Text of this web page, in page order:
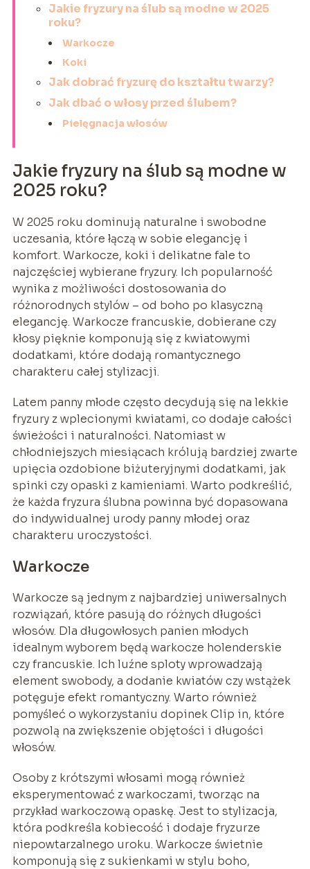
Jakie fryzury na ślub są modne w 2025
roku?
Warkocze
Koki
Jak dobrać fryzurę do kształtu twarzy?
Jak dbać o włosy przed ślubem?
Pielęgnacja włosów
Jakie fryzury na ślub są modne w
2025 roku?
W 2025 roku dominują naturalne i swobodne
uczesania, które łączą w sobie elegancję i
komfort. Warkocze, koki i delikatne fale to
najczęściej wybierane fryzury. Ich popularność
wynika z możliwości dostosowania do
różnorodnych stylów – od boho po klasyczną
elegancję. Warkocze francuskie, dobierane czy
kłosy pięknie komponują się z kwiatowymi
dodatkami, które dodają romantycznego
charakteru całej stylizacji.
Latem panny młode często decydują się na lekkie
fryzury z wplecionymi kwiatami, co dodaje całości
świeżości i naturalności. Natomiast w
chłodniejszych miesiącach królują bardziej zwarte
upięcia ozdobione biżuteryjnymi dodatkami, jak
spinki czy opaski z kamieniami. Warto podkreślić,
że każda fryzura ślubna powinna być dopasowana
do indywidualnej urody panny młodej oraz
charakteru uroczystości.
Warkocze
Warkocze są jednym z najbardziej uniwersalnych
rozwiązań, które pasują do różnych długości
włosów. Dla długowłosych panien młodych
idealnym wyborem będą warkocze holenderskie
czy francuskie. Ich luźne sploty wprowadzają
element swobody, a dodanie kwiatów czy wstążek
potęguje efekt romantyczny. Warto również
pomyśleć o wykorzystaniu dopinek Clip in, które
pozwolą na zwiększenie objętości i długości
włosów.
Osoby z krótszymi włosami mogą również
eksperymentować z warkoczami, tworząc na
przykład warkoczową opaskę. Jest to stylizacja,
która podkreśla kobiecość i dodaje fryzurze
niepowtarzalnego uroku. Warkocze świetnie
komponują się z sukienkami w stylu boho,